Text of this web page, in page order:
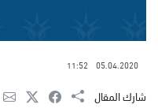
05.04.2020
11:52
شارك المقال